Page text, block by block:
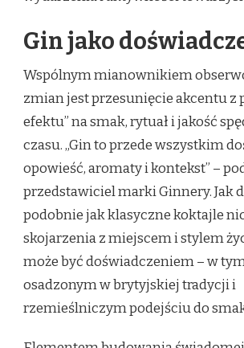
Gin jako
Wspólnym mianownikiem
zmian jest przesunięcie akcentu z
efektu” na smak, rytuał i jakość
czasu. „Gin to przede wszystkim
opowieść, aromaty i kontekst” –
przedstawiciel marki Ginnery. Jak
podobnie jak klasyczne koktajle
skojarzenia z miejscem i stylem
może być doświadczeniem – w
osadzonym w brytyjskiej tradycji i
rzemieślniczym podejściu do